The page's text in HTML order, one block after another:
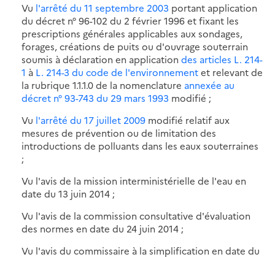
Vu l'arrêté du 11 septembre 2003 portant application
du décret n° 96-102 du 2 février 1996 et fixant les
prescriptions générales applicables aux sondages,
forages, créations de puits ou d'ouvrage souterrain
soumis à déclaration en application des articles L. 214-
1 à L. 214-3 du code de l'environnementet relevant de
la rubrique 1.1.1.0 de la nomenclature annexée au
décret n° 93-743 du 29 mars 1993 modifié ;
Vu l'arrêté du 17 juillet 2009 modifié relatif aux
mesures de prévention ou de limitation des
introductions de polluants dans les eaux souterraines
;
Vu l'avis de la mission interministérielle de l'eau en
date du 13 juin 2014 ;
Vu l'avis de la commission consultative d'évaluation
des normes en date du 24 juin 2014 ;
Vu l'avis du commissaire à la simplification en date du